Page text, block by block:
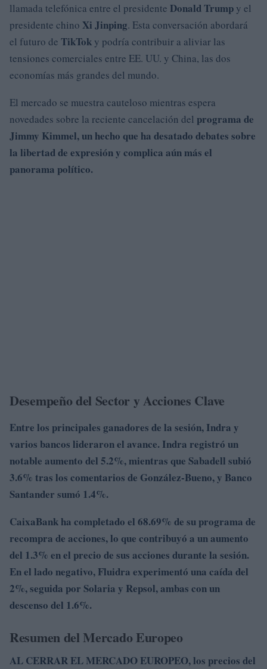
llamada telefónica entre el presidente Donald Trump y el
presidente chino Xi Jinping. Esta conversación abordará
el futuro de TikTok y podría contribuir a aliviar las
tensiones comerciales entre EE. UU. y China, las dos
economías más grandes del mundo.
El mercado se muestra cauteloso mientras espera
novedades sobre la reciente cancelación del programa de
Jimmy Kimmel, un hecho que ha desatado debates sobre
la libertad de expresión y complica aún más el
panorama político.
Desempeño del Sector y Acciones Clave
Entre los principales ganadores de la sesión, Indra y
varios bancos lideraron el avance. Indra registró un
notable aumento del 5.2%, mientras que Sabadell subió
3.6% tras los comentarios de González-Bueno, y Banco
Santander sumó 1.4%.
CaixaBank ha completado el 68.69% de su programa de
recompra de acciones, lo que contribuyó a un aumento
del 1.3% en el precio de sus acciones durante la sesión.
En el lado negativo, Fluidra experimentó una caída del
2%, seguida por Solaria y Repsol, ambas con un
descenso del 1.6%.
Resumen del Mercado Europeo
AL CERRAR EL MERCADO EUROPEO, los precios del